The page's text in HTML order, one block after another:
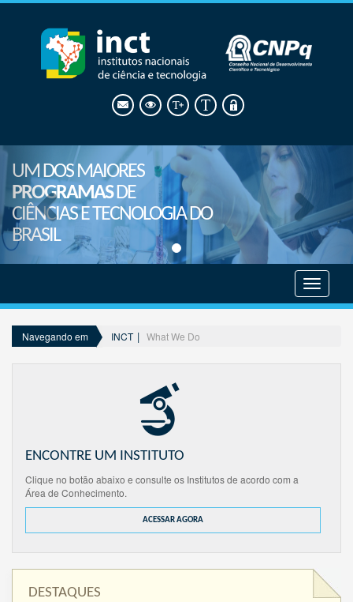
UM DOS MAIORES
PROGRAMASDE
CIÊNCIAS E TECNOLOGIA DO
BRASIL
menu
Navegando em INCT What We Do
ENCONTRE UM INSTITUTO
Clique no botão abaixo e consulte os Institutos de acordo com a
Área de Conhecimento.
ACESSAR AGORA
DESTAQUES